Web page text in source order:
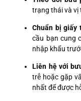
trạng thái và vị
Chuẩn bị giấy
cầu bạn cung
nhập khẩu
Liên hệ với
trễ hoặc gặp
nhất để được